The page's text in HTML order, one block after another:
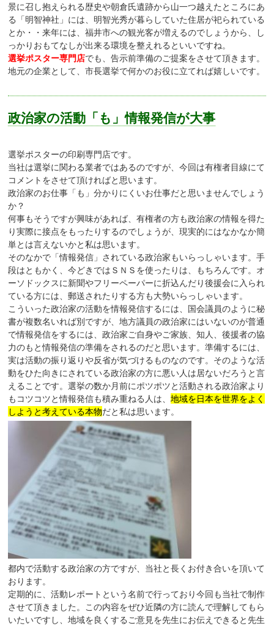
景に召し抱えられる歴史や朝倉氏遺跡から山一つ越えたところにあ
る「明智神社」には、明智光秀が暮らしていた住居が祀られている
とか・・来年には、福井市への観光客が増えるのでしょうから、し
っかりおもてなしが出来る環境を整えれるといいですね。
選挙ポスター専門店でも、告示前準備のご提案をさせて頂きます。
地元の企業として、市長選挙で何かのお役に立てれば嬉しいです。
政治家の活動「も」情報発信が大事
選挙ポスターの印刷専門店です。
当社は選挙に関わる業者ではあるのですが、今回は有権者目線にて
コメントをさせて頂ければと思います。
政治家のお仕事「も」分かりにくいお仕事だと思いませんでしょう
か？
何事もそうですが興味があれば、有権者の方も政治家の情報を得た
り実際に接点をもったりするのでしょうが、現実的にはなかなか簡
単とは言えないかと私は思います。
そのなかで「情報発信」されている政治家もいらっしゃいます。手
段はともかく、今どきではＳＮＳを使ったりは、もちろんです。オ
ーソドックスに新聞やフリーペーパーに折込んだり後援会に入られ
ている方には、郵送されたりする方も大勢いらっしゃいます。
こういった政治家の活動を情報発信するには、国会議員のように秘
書が複数名いれば別ですが、地方議員の政治家にはいないのが普通
で情報発信をするには、政治家ご自身やご家族、知人、後援者の協
力のもと情報発信の準備をされるのだと思います。準備するには、
実は活動の振り返りや反省が気づけるものなのです。そのような活
動をひた向きにされている政治家の方に悪い人は居ないだろうと言
えることです。選挙の数か月前にポツポツと活動される政治家より
もコツコツと情報発信も積み重ねる人は、地域を日本を世界をよく
しようと考えている本物だと私は思います。
都内で活動する政治家の方ですが、当社と長くお付き合いを頂いて
おります。
定期的に、活動レポートという名前で行っており今回も当社で制作
させて頂きました。この内容をぜひ近隣の方に読んで理解してもら
いたいですし、地域を良くするご意見を先生にお伝えできると先生